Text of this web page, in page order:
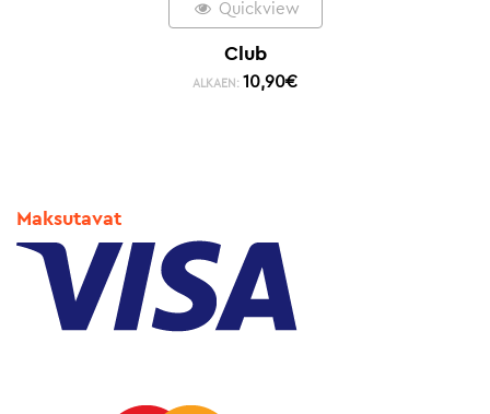
Quickview
Club
ALKAEN: 10,90€
Maksutavat